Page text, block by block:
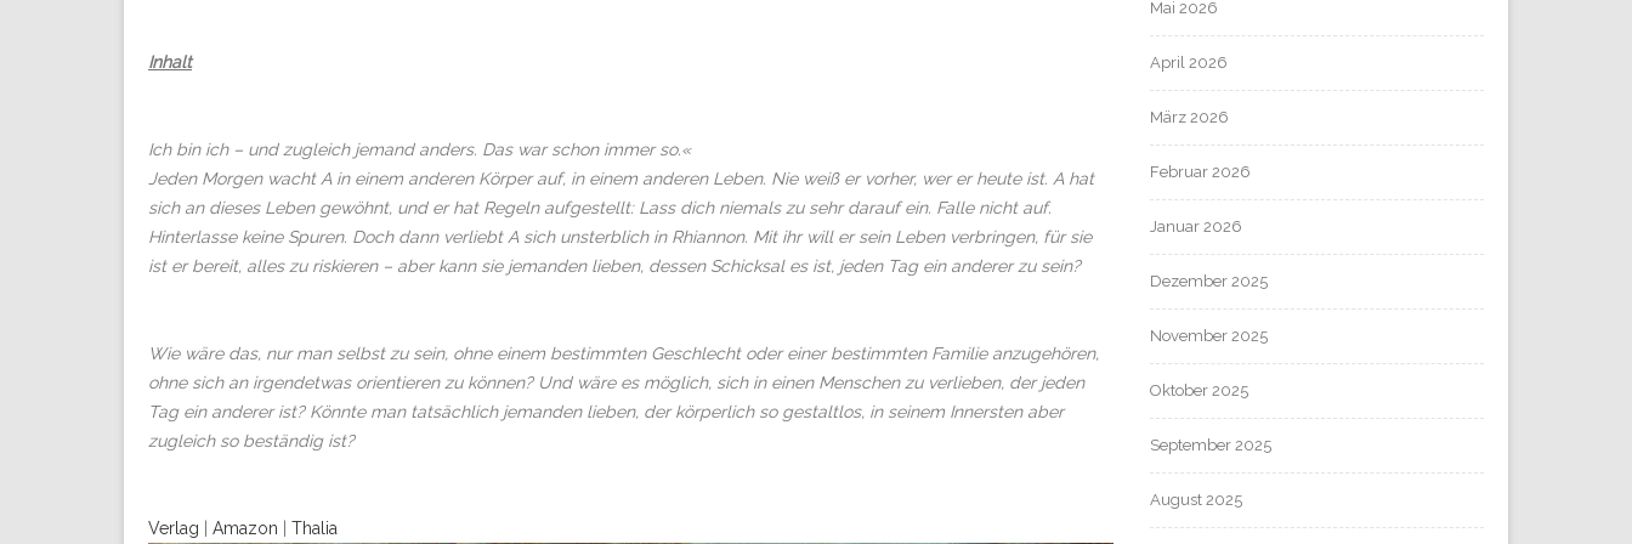
Inhalt
Ich bin ich – und zugleich jemand anders. Das war schon immer so.«
Jeden Morgen wacht A in einem anderen Körper auf, in einem anderen Leben. Nie weiß er vorher, wer er heute ist. A hat
sich an dieses Leben gewöhnt, und er hat Regeln aufgestellt: Lass dich niemals zu sehr darauf ein. Falle nicht auf.
Hinterlasse keine Spuren. Doch dann verliebt A sich unsterblich in Rhiannon. Mit ihr will er sein Leben verbringen, für sie
ist er bereit, alles zu riskieren – aber kann sie jemanden lieben, dessen Schicksal es ist, jeden Tag ein anderer zu sein?
Wie wäre das, nur man selbst zu sein, ohne einem bestimmten Geschlecht oder einer bestimmten Familie anzugehören,
ohne sich an irgendetwas orientieren zu können? Und wäre es möglich, sich in einen Menschen zu verlieben, der jeden
Tag ein anderer ist? Könnte man tatsächlich jemanden lieben, der körperlich so gestaltlos, in seinem Innersten aber
zugleich so beständig ist?
Verlag Amazon Thalia
Mai 2026
April 2026
März 2026
Februar 2026
Januar 2026
Dezember 2025
November 2025
Oktober 2025
September 2025
August 2025